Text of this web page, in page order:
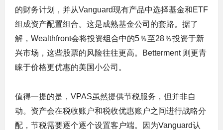
的财务计划，并从Vanguard现有产品中选择基金和ETF
组成资产配置组合。这是成熟基金公司的套路。据了
解，Wealthfront会将投资组合中的5％至28％投资于新
兴市场，这些股票的风险往往更高。Betterment 则更青
睐于价格更优惠的美国小公司。
值得一提的是，VPAS虽然提供节税服务，但并非自
动。资产会在税收账户和税收优惠账户之间进行战略分
配，节税需要逐个逐个设置客户端。因为Vanguard认